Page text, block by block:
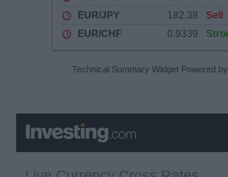
Technical Summary Widget Powered by